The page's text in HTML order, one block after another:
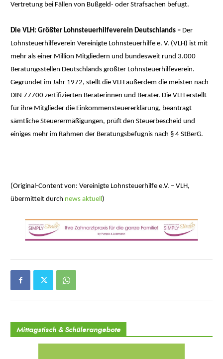
Vertretung bei Fällen von Bußgeld- oder Strafsachen befugt.
Die VLH: Größter Lohnsteuerhilfeverein Deutschlands – Der
Lohnsteuerhilfeverein Vereinigte Lohnsteuerhilfe e. V. (VLH) ist mit
mehr als einer Million Mitgliedern und bundesweit rund 3.000
Beratungsstellen Deutschlands größter Lohnsteuerhilfeverein.
Gegründet im Jahr 1972, stellt die VLH außerdem die meisten nach
DIN 77700 zertifizierten Beraterinnen und Berater. Die VLH erstellt
für ihre Mitglieder die Einkommensteuererklärung, beantragt
sämtliche Steuerermäßigungen, prüft den Steuerbescheid und
einiges mehr im Rahmen der Beratungsbefugnis nach § 4 StBerG.
(Original-Content von: Vereinigte Lohnsteuerhilfe e.V. – VLH,
übermittelt durch news aktuell )
Mittagstisch & Schülerangebote